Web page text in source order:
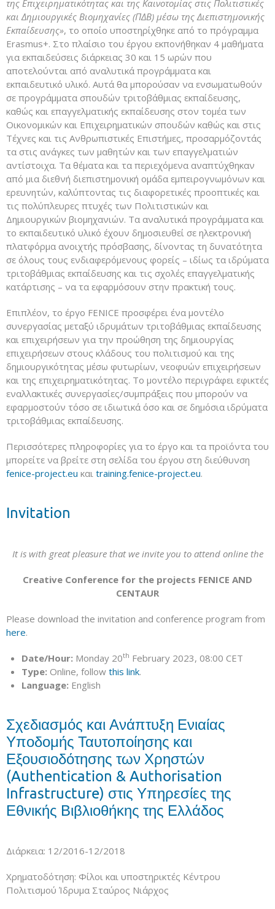
της Επιχειρηματικότητας και της Καινοτομίας στις Πολιτιστικές
και Δημιουργικές Βιομηχανίες (ΠΔΒ) μέσω της Διεπιστημονικής
Εκπαίδευσης», το οποίο υποστηρίχθηκε από το πρόγραμμα
Erasmus+. Στο πλαίσιο του έργου εκπονήθηκαν 4 μαθήματα
για εκπαιδεύσεις διάρκειας 30 και 15 ωρών που
αποτελούνται από αναλυτικά προγράμματα και
εκπαιδευτικό υλικό. Αυτά θα μπορούσαν να ενσωματωθούν
σε προγράμματα σπουδών τριτοβάθμιας εκπαίδευσης,
καθώς και επαγγελματικής εκπαίδευσης στον τομέα των
Οικονομικών και Επιχειρηματικών σπουδών καθώς και στις
Τέχνες και τις Ανθρωπιστικές Επιστήμες, προσαρμόζοντάς
τα στις ανάγκες των μαθητών και των επαγγελματιών
αντίστοιχα. Τα θέματα και τα περιεχόμενα αναπτύχθηκαν
από μια διεθνή διεπιστημονική ομάδα εμπειρογνωμόνων και
ερευνητών, καλύπτοντας τις διαφορετικές προοπτικές και
τις πολύπλευρες πτυχές των Πολιτιστικών και
Δημιουργικών βιομηχανιών. Τα αναλυτικά προγράμματα και
το εκπαιδευτικό υλικό έχουν δημοσιευθεί σε ηλεκτρονική
πλατφόρμα ανοιχτής πρόσβασης, δίνοντας τη δυνατότητα
σε όλους τους ενδιαφερόμενους φορείς – ιδίως τα ιδρύματα
τριτοβάθμιας εκπαίδευσης και τις σχολές επαγγελματικής
κατάρτισης – να τα εφαρμόσουν στην πρακτική τους.
Επιπλέον, το έργο FENICE προσφέρει ένα μοντέλο
συνεργασίας μεταξύ ιδρυμάτων τριτοβάθμιας εκπαίδευσης
και επιχειρήσεων για την προώθηση της δημιουργίας
επιχειρήσεων στους κλάδους του πολιτισμού και της
δημιουργικότητας μέσω φυτωρίων, νεοφυών επιχειρήσεων
και της επιχειρηματικότητας. Το μοντέλο περιγράφει εφικτές
εναλλακτικές συνεργασίες/συμπράξεις που μπορούν να
εφαρμοστούν τόσο σε ιδιωτικά όσο και σε δημόσια ιδρύματα
τριτοβάθμιας εκπαίδευσης.
Περισσότερες πληροφορίες για το έργο και τα προϊόντα του
μπορείτε να βρείτε στη σελίδα του έργου στη διεύθυνση
fenice-project.eu και training.fenice-project.eu.
Invitation
It is with great pleasure that we invite you to attend online the
Creative Conference for the projects FENICE AND
CENTAUR
Please download the invitation and conference program from
here.
Date/Hour: Monday 20th February 2023, 08:00 CET
Type: Online, follow this link.
Language: English
Σχεδιασμός και Ανάπτυξη Ενιαίας
Υποδομής Ταυτοποίησης και
Εξουσιοδότησης των Χρηστών
(Authentication & Authorisation
Infrastructure) στις Υπηρεσίες της
Εθνικής Βιβλιοθήκης της Ελλάδος
Διάρκεια: 12/2016-12/2018
Χρηματοδότηση: Φίλοι και υποστηρικτές Κέντρου
Πολιτισμού Ίδρυμα Σταύρος Νιάρχος